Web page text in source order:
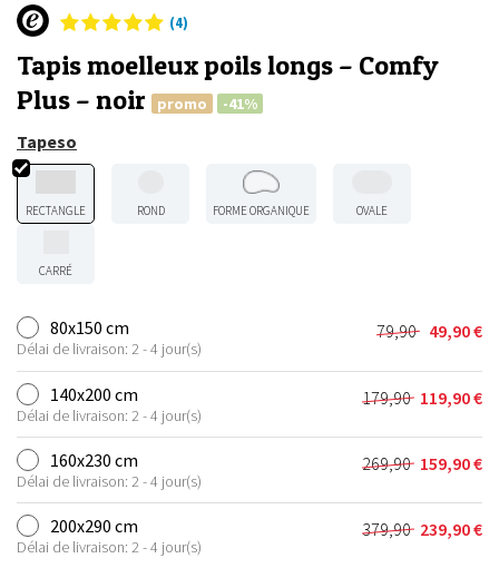
(4)
Tapis moelleux poils longs – Comfy
Plus – noir
promo -41%
Tapeso
RECTANGLE ROND FORME ORGANIQUE OVALE
CARRÉ
80x150 cm
Délai de livraison: 2 - 4 jour(s)
79,90
Le
prix
initial
était :
79,90 €.
49,90€
Le
prix
actuel
est :
49,90 €.
140x200 cm
Délai de livraison: 2 - 4 jour(s)
179,90
Le
prix
initial
était :
179,90 €.
119,90€
Le
prix
actuel
est :
119,90 €.
160x230 cm
Délai de livraison: 2 - 4 jour(s)
269,90
Le
prix
initial
était :
159,90€
Le
prix
actuel
est :
200x290 cm
Délai de livraison: 2 - 4 jour(s)
379,90
Le 239,90€
Le